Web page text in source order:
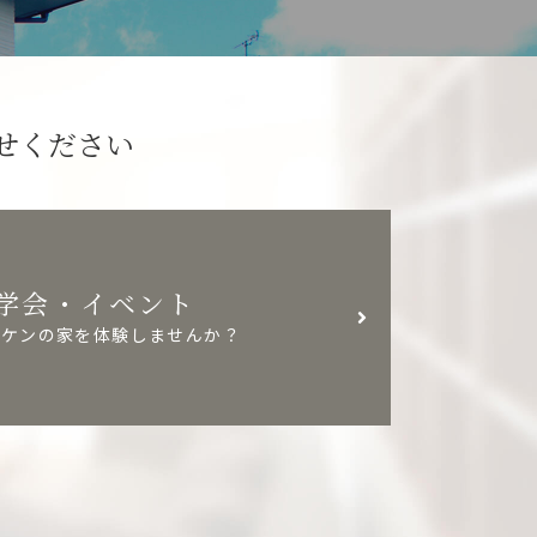
ください
会・イベント
ンの家を体験しませんか？